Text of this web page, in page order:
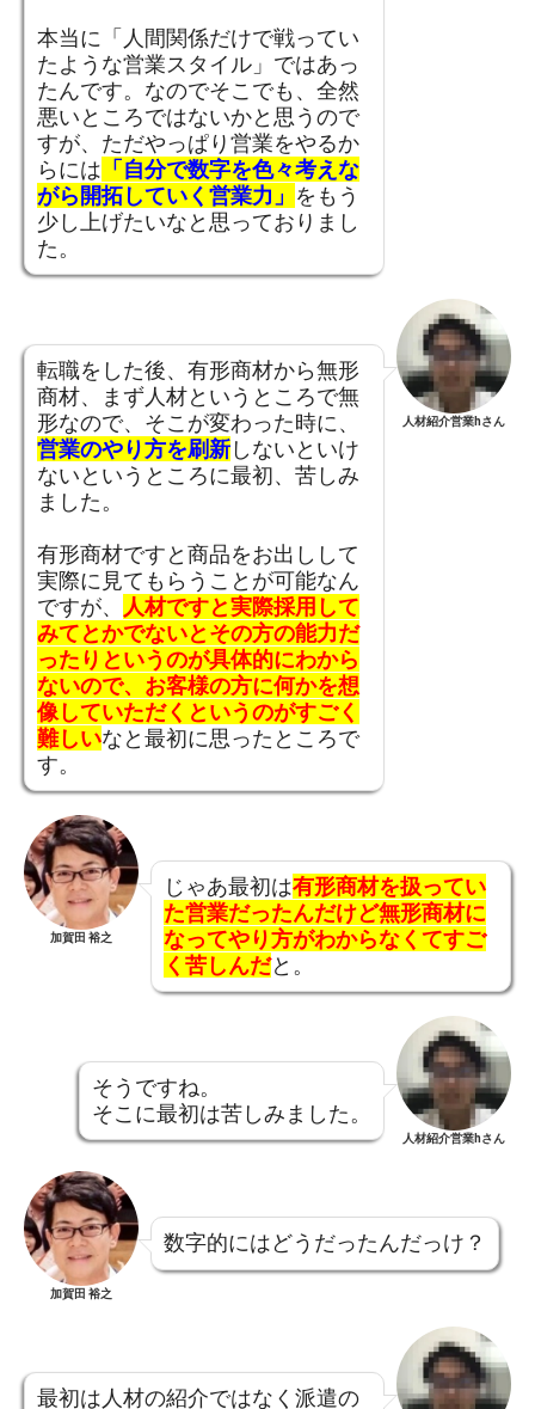
本当に「人間関係だけで戦ってい
たような営業スタイル」ではあっ
たんです。なのでそこでも、全然
悪いところではないかと思うので
すが、ただやっぱり営業をやるか
らには 「自分で数字を色々考えな
がら開拓していく営業力」 をもう
少し上げたいなと思っておりまし
た。
転職をした後、有形商材から無形
商材、まず人材というところで無
形なので、そこが変わった時に、
営業のやり方を刷新しないといけ
ないというところに最初、苦しみ
ました。
有形商材ですと商品をお出しして
実際に見てもらうことが可能なん
ですが、
人材ですと実際採用して
みてとかでないとその方の能力だ
ったりというのが具体的にわから
ないので、お客様の方に何かを想
像していただくというのがすごく
難しいなと最初に思ったところで
す。
人材紹介営業hさん
加賀田 裕之
じゃあ最初は有形商材を扱ってい
た営業だったんだけど無形商材に
なってやり方がわからなくてすご
く苦しんだと。
そうですね。
そこに最初は苦しみました。
人材紹介営業hさん
加賀田 裕之
数字的にはどうだったんだっけ？
最初は人材の紹介ではなく派遣の